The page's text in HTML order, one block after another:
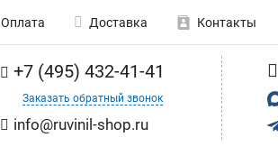
Оплата Доставка Контакты
+7 (495) 432-41-41
Заказать обратный звонок
info@ruvinil-shop.ru